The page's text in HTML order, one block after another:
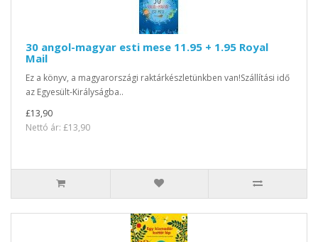
30 angol-magyar esti mese 11.95 + 1.95 Royal
Mail
Ez a könyv, a magyarországi raktárkészletünkben van!Szállítási idő
az Egyesült-Királyságba..
£13,90
Nettó ár: £13,90